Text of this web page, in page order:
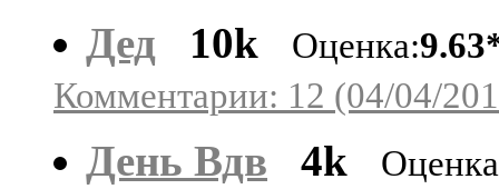
Дед 10k Оценка:
Комментарии: 12 (04/04/
День Вдв 4k